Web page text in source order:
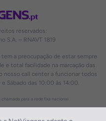
reservados:
S.A. – RNAVT 1819
a preocupação de estar sempre
e total facilidade na marcação das
nosso call center a funcionar todos
Sábado das 10:00 às 14:00.
chamada para a rede fixa nacional